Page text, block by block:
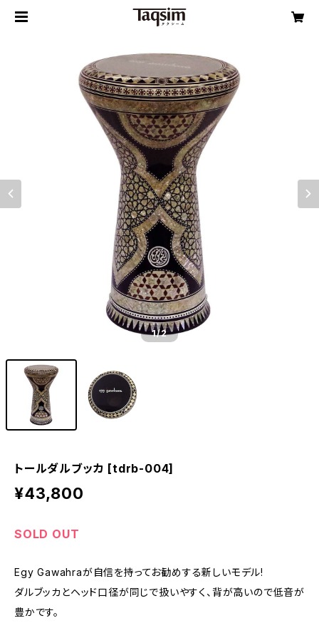
1/2
トールダルブッカ [tdrb-004]
¥43,800
SOLD OUT
Egy Gawahraが自信を持ってお勧めする新しいモデル!
ダルブッカとヘッド口径が同じで扱いやすく、背が高いので低音が
豊かです。